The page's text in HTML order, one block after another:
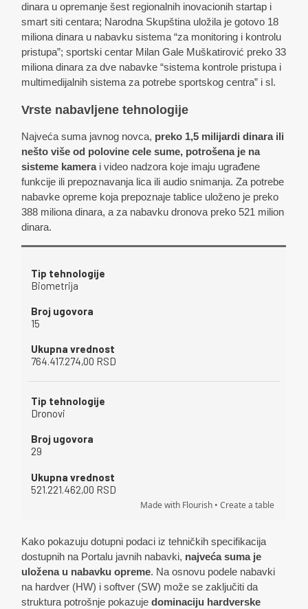
dinara u opremanje šest regionalnih inovacionih startap i
smart siti centara; Narodna Skupština uložila je gotovo 18
miliona dinara u nabavku sistema “za monitoring i kontrolu
pristupa”; sportski centar Milan Gale Muškatirović preko 33
miliona dinara za dve nabavke “sistema kontrole pristupa i
multimedijalnih sistema za potrebe sportskog centra” i sl.
Vrste nabavljene tehnologije
Najveća suma javnog novca, preko 1,5 milijardi dinara ili
nešto više od polovine cele sume, potrošena je na
sisteme kamerai video nadzora koje imaju ugrađene
funkcije ili prepoznavanja lica ili audio snimanja. Za potrebe
nabavke opreme koja prepoznaje tablice uloženo je preko
388 miliona dinara, a za nabavku dronova preko 521 milion
dinara.
Kako pokazuju dotupni podaci iz tehničkih specifikacija
dostupnih na Portalu javnih nabavki, najveća suma je
uložena u nabavku opreme. Na osnovu podele nabavki
na hardver (HW) i softver (SW) može se zaključiti da
struktura potrošnje pokazujedominaciju hardverske